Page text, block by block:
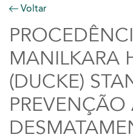
Voltar
MANILKARA
(DUCKE)
PREVENÇÃO